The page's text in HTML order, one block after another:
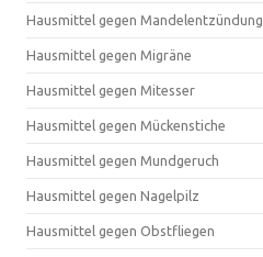
Hausmittel gegen Mandelentzündung
Hausmittel gegen Migräne
Hausmittel gegen Mitesser
Hausmittel gegen Mückenstiche
Hausmittel gegen Mundgeruch
Hausmittel gegen Nagelpilz
Hausmittel gegen Obstfliegen